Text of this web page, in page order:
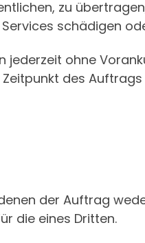
zu
schädigen
ohne
des
der Auftrag
die eines Dritten.